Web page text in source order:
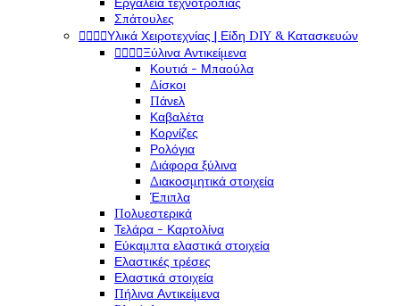
Σπάτουλες
   Υλικά Χειροτεχνίας | Είδη DIY & Κατασκευών
   Ξύλινα Αντικείμενα
Κουτιά - Μπαούλα
Δίσκοι
Πάνελ
Καβαλέτα
Κορνίζες
Ρολόγια
Διάφορα ξύλινα
Διακοσμητικά στοιχεία
Έπιπλα
Πολυεστερικά
Τελάρα - Καρτολίνα
Εύκαμπτα ελαστικά στοιχεία
Ελαστικές τρέσες
Ελαστικά στοιχεία
Πήλινα Αντικείμενα